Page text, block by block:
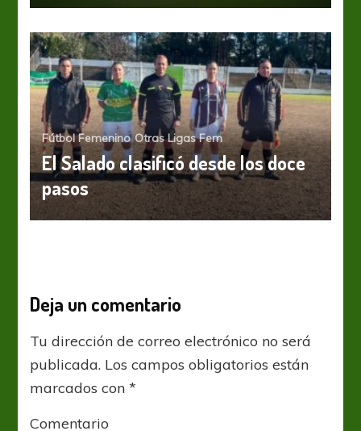
Fútbol Femenino Otras Ligas Fem
El Salado clasificó desde los doce
pasos
Deja un comentario
Tu dirección de correo electrónico no será
publicada. Los campos obligatorios están
marcados con*
Comentario